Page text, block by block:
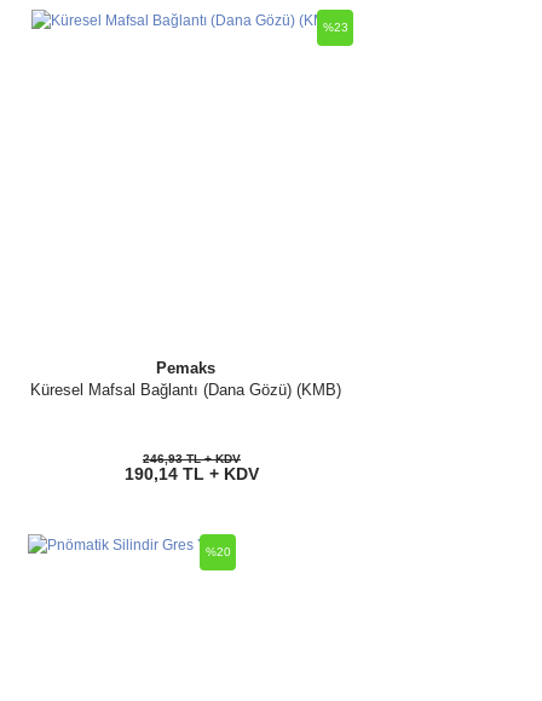
Pemaks
Küresel Mafsal Bağlantı (Dana Gözü) (KMB)
%23
246,93 TL + KDV
190,14 TL + KDV
%20